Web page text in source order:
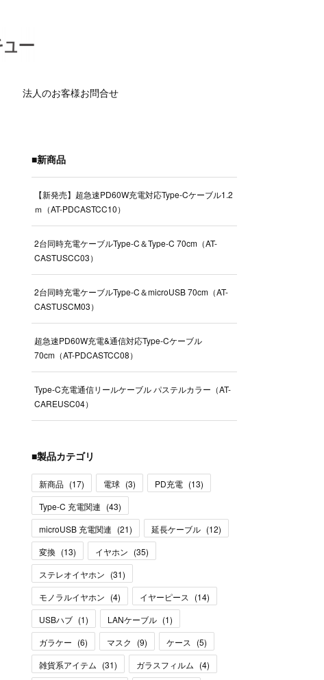
法人のお客様お問合せ
■新商品
【新発売】超急速PD60W充電対応Type-Cケーブル1.2
ｍ（AT-PDCASTCC10）
2台同時充電ケーブルType-C＆Type-C 70cm（AT-
CASTUSCC03）
2台同時充電ケーブルType-C＆microUSB 70cm（AT-
CASTUSCM03）
超急速PD60W充電&通信対応Type-Cケーブル
70cm（AT-PDCASTCC08）
Type-C充電通信リールケーブル パステルカラー（AT-
CAREUSC04）
■製品カテゴリ
新商品 (17) 電球 (3) PD充電 (13)
Type-C 充電関連 (43)
microUSB 充電関連 (21) 延長ケーブル (12)
変換 (13) イヤホン (35)
ステレオイヤホン (31)
モノラルイヤホン (4) イヤーピース (14)
USBハブ (1) LANケーブル (1)
ガラケー (6) マスク (9) ケース (5)
雑貨系アイテム (31) ガラスフィルム (4)